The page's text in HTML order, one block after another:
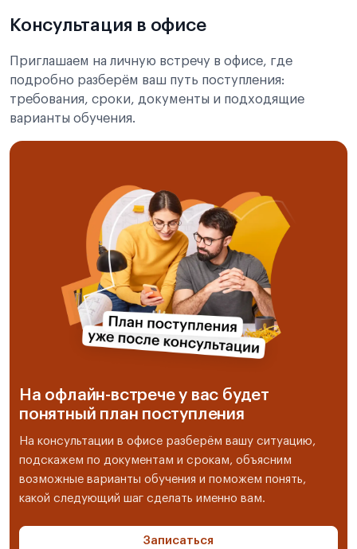
Консультация в офисе
Приглашаем на личную встречу в офисе, где
подробно разберём ваш путь поступления:
требования, сроки, документы и подходящие
варианты обучения.
На офлайн-встрече у вас будет
понятный план поступления
На консультации в офисе разберём вашу ситуацию,
подскажем по документам и срокам, объясним
возможные варианты обучения и поможем понять,
какой следующий шаг сделать именно вам.
Записаться